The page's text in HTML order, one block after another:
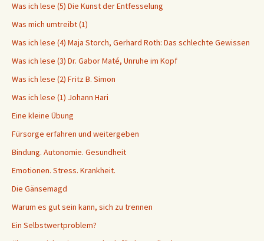
Was ich lese (5) Die Kunst der Entfesselung
Was mich umtreibt (1)
Was ich lese (4) Maja Storch, Gerhard Roth: Das schlechte Gewissen
Was ich lese (3) Dr. Gabor Maté, Unruhe im Kopf
Was ich lese (2) Fritz B. Simon
Was ich lese (1) Johann Hari
Eine kleine Übung
Fürsorge erfahren und weitergeben
Bindung. Autonomie. Gesundheit
Emotionen. Stress. Krankheit.
Die Gänsemagd
Warum es gut sein kann, sich zu trennen
Ein Selbstwertproblem?